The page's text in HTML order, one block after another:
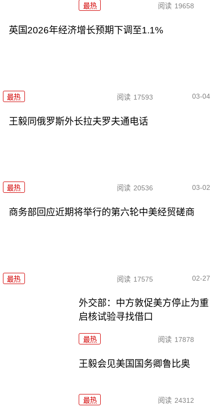
最热 阅读 19658
英国2026年经济增长预期下调至1.1%
最热 阅读 17593 03-04
王毅同俄罗斯外长拉夫罗夫通电话
最热 阅读 20536 03-02
商务部回应近期将举行的第六轮中美经贸磋商
最热 阅读 17575 02-27
外交部：中方敦促美方停止为重
启核试验寻找借口
最热 阅读 17878
王毅会见美国国务卿鲁比奥
最热 阅读 24312